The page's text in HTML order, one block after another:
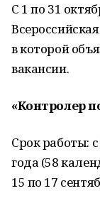
С 1 по 31
в которой
вакансии.
«Контролер
Срок работы:
года (58
15 по 17